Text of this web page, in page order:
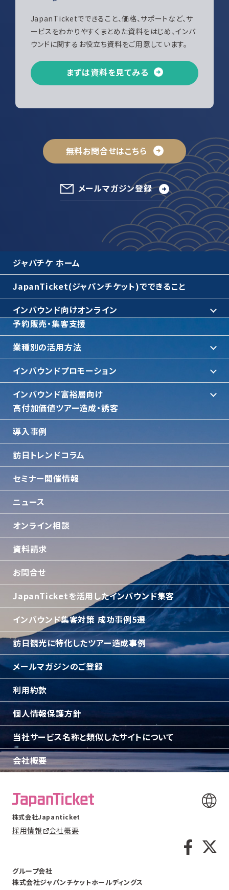
JapanTicketでできること、価格、サポートなど、サ
ービスをわかりやすくまとめた資料をはじめ、インバ
ウンドに関するお役立ち資料をご用意しています。
まずは資料を見てみる
無料お問合せはこちら
メールマガジン登録
ジャパチケ ホーム
JapanTicket(ジャパンチケット)でできること
インバウンド向けオンライン
予約販売・集客支援
業種別の活用方法
インバウンドプロモーション
インバウンド富裕層向け
⾼付加価値ツアー造成・誘客
導入事例
訪日トレンドコラム
セミナー開催情報
ニュース
オンライン相談
資料請求
お問合せ
JapanTicketを活用したインバウンド集客
インバウンド集客対策 成功事例5選
訪日観光に特化したツアー造成事例
メールマガジンのご登録
利用約款
個人情報保護方針
当社サービス名称と類似したサイトについて
会社概要
グループ会社
株式会社ジャパンチケットホールディングス
株式会社Japanticket
採用情報 会社概要